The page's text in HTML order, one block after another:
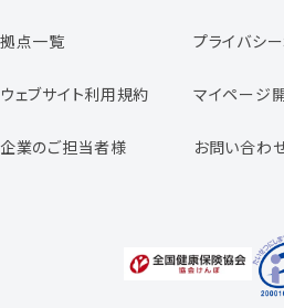
スタッフの声
専任コンサルタントの声
福利厚生のご案内
拠点一覧 プライバシ
ウェブサイト利用規約 マイページ
企業のご担当者様 お問い合わ